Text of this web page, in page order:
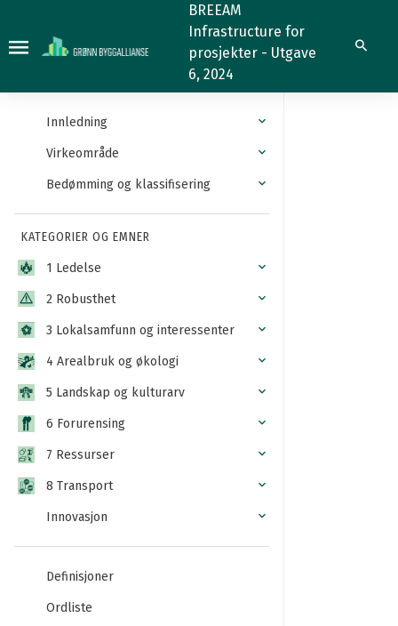
Mer
informasjon
BREEAM
Infrastructure for
prosjekter - Utgave
6, 2024
Søk
Innledning
Virkeområde
Bedømming og klassifisering
KATEGORIER OG EMNER
1 Ledelse
2 Robusthet
3 Lokalsamfunn og interessenter
4 Arealbruk og økologi
5 Landskap og kulturarv
6 Forurensing
7 Ressurser
8 Transport
Innovasjon
Definisjoner
Ordliste